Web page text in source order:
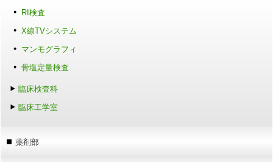
RI検査
X線TVシステム
マンモグラフィ
骨塩定量検査
臨床検査科
臨床工学室
薬剤部